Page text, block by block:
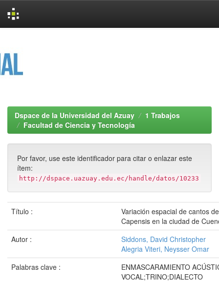
Dspace de la Universidad del Azuay
1 Trabajos
Facultad de Ciencia y Tecnología
Por favor, use este identificador para citar o enlazar este
ítem:
http://dspace.uazuay.edu.ec/handle/datos/10233
Título :
Variación espacial de cantos
Capensis en la ciudad de
Autor :
Siddons, David Christopher
Alegria Viteri, Neysser Omar
Palabras clave :
ENMASCARAMIENTO
VOCAL;TRINO;DIALECTO